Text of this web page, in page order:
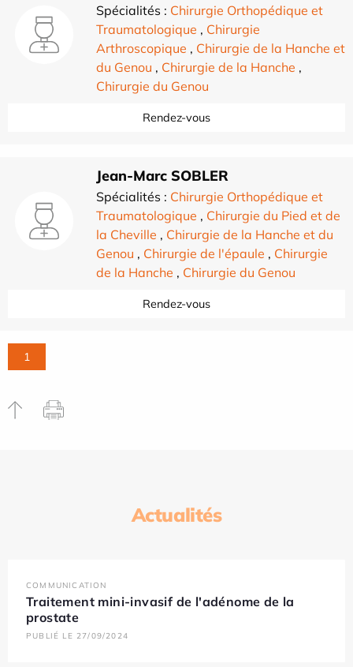
Spécialités : Chirurgie Orthopédique et
Traumatologique , Chirurgie
Arthroscopique , Chirurgie de la Hanche et
du Genou , Chirurgie de la Hanche ,
Chirurgie du Genou
Rendez-vous
Jean-Marc SOBLER
Spécialités : Chirurgie Orthopédique et
Traumatologique , Chirurgie du Pied et de
la Cheville , Chirurgie de la Hanche et du
Genou , Chirurgie de l'épaule , Chirurgie
de la Hanche , Chirurgie du Genou
Rendez-vous
1
Actualités
COMMUNICATION
Traitement mini-invasif de l'adénome de la
prostate
PUBLIÉ LE 27/09/2024